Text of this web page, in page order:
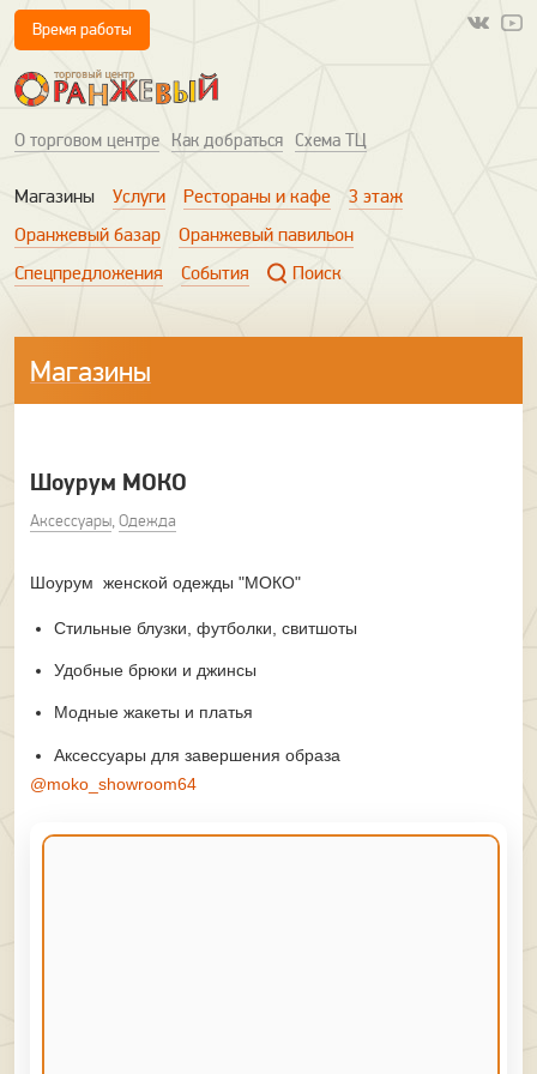
О торговом центре Как добраться Схема ТЦ
Время работы
Магазины Услуги Рестораны и кафе
3 этаж
Оранжевый базар
Оранжевый павильон
Спецпредложения
События Поиск
Магазины
Шоурум МОКО
Аксессуары,Одежда
Шоурум женской одежды "МОКО"
Стильные блузки, футболки, свитшоты
Удобные брюки и джинсы
Модные жакеты и платья
Аксессуары для завершения образа
@moko_showroom64